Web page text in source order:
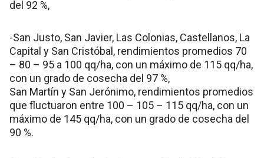
del 92 %,
-San Justo, San Javier, Las Colonias, Castellanos, La
Capital y San Cristóbal, rendimientos promedios 70
– 80 – 95 a 100 qq/ha, con un máximo de 115 qq/ha,
con un grado de cosecha del 97 %,
San Martín y San Jerónimo, rendimientos promedios
que fluctuaron entre 100 – 105 – 115 qq/ha, con un
máximo de 145 qq/ha, con un grado de cosecha del
90 %.